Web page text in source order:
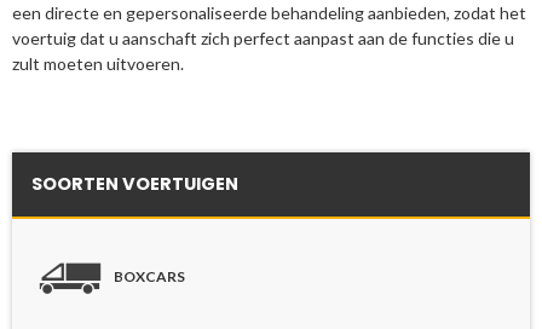
een directe en gepersonaliseerde behandeling aanbieden, zodat het
voertuig dat u aanschaft zich perfect aanpast aan de functies die u
zult moeten uitvoeren.
SOORTEN VOERTUIGEN
BOXCARS